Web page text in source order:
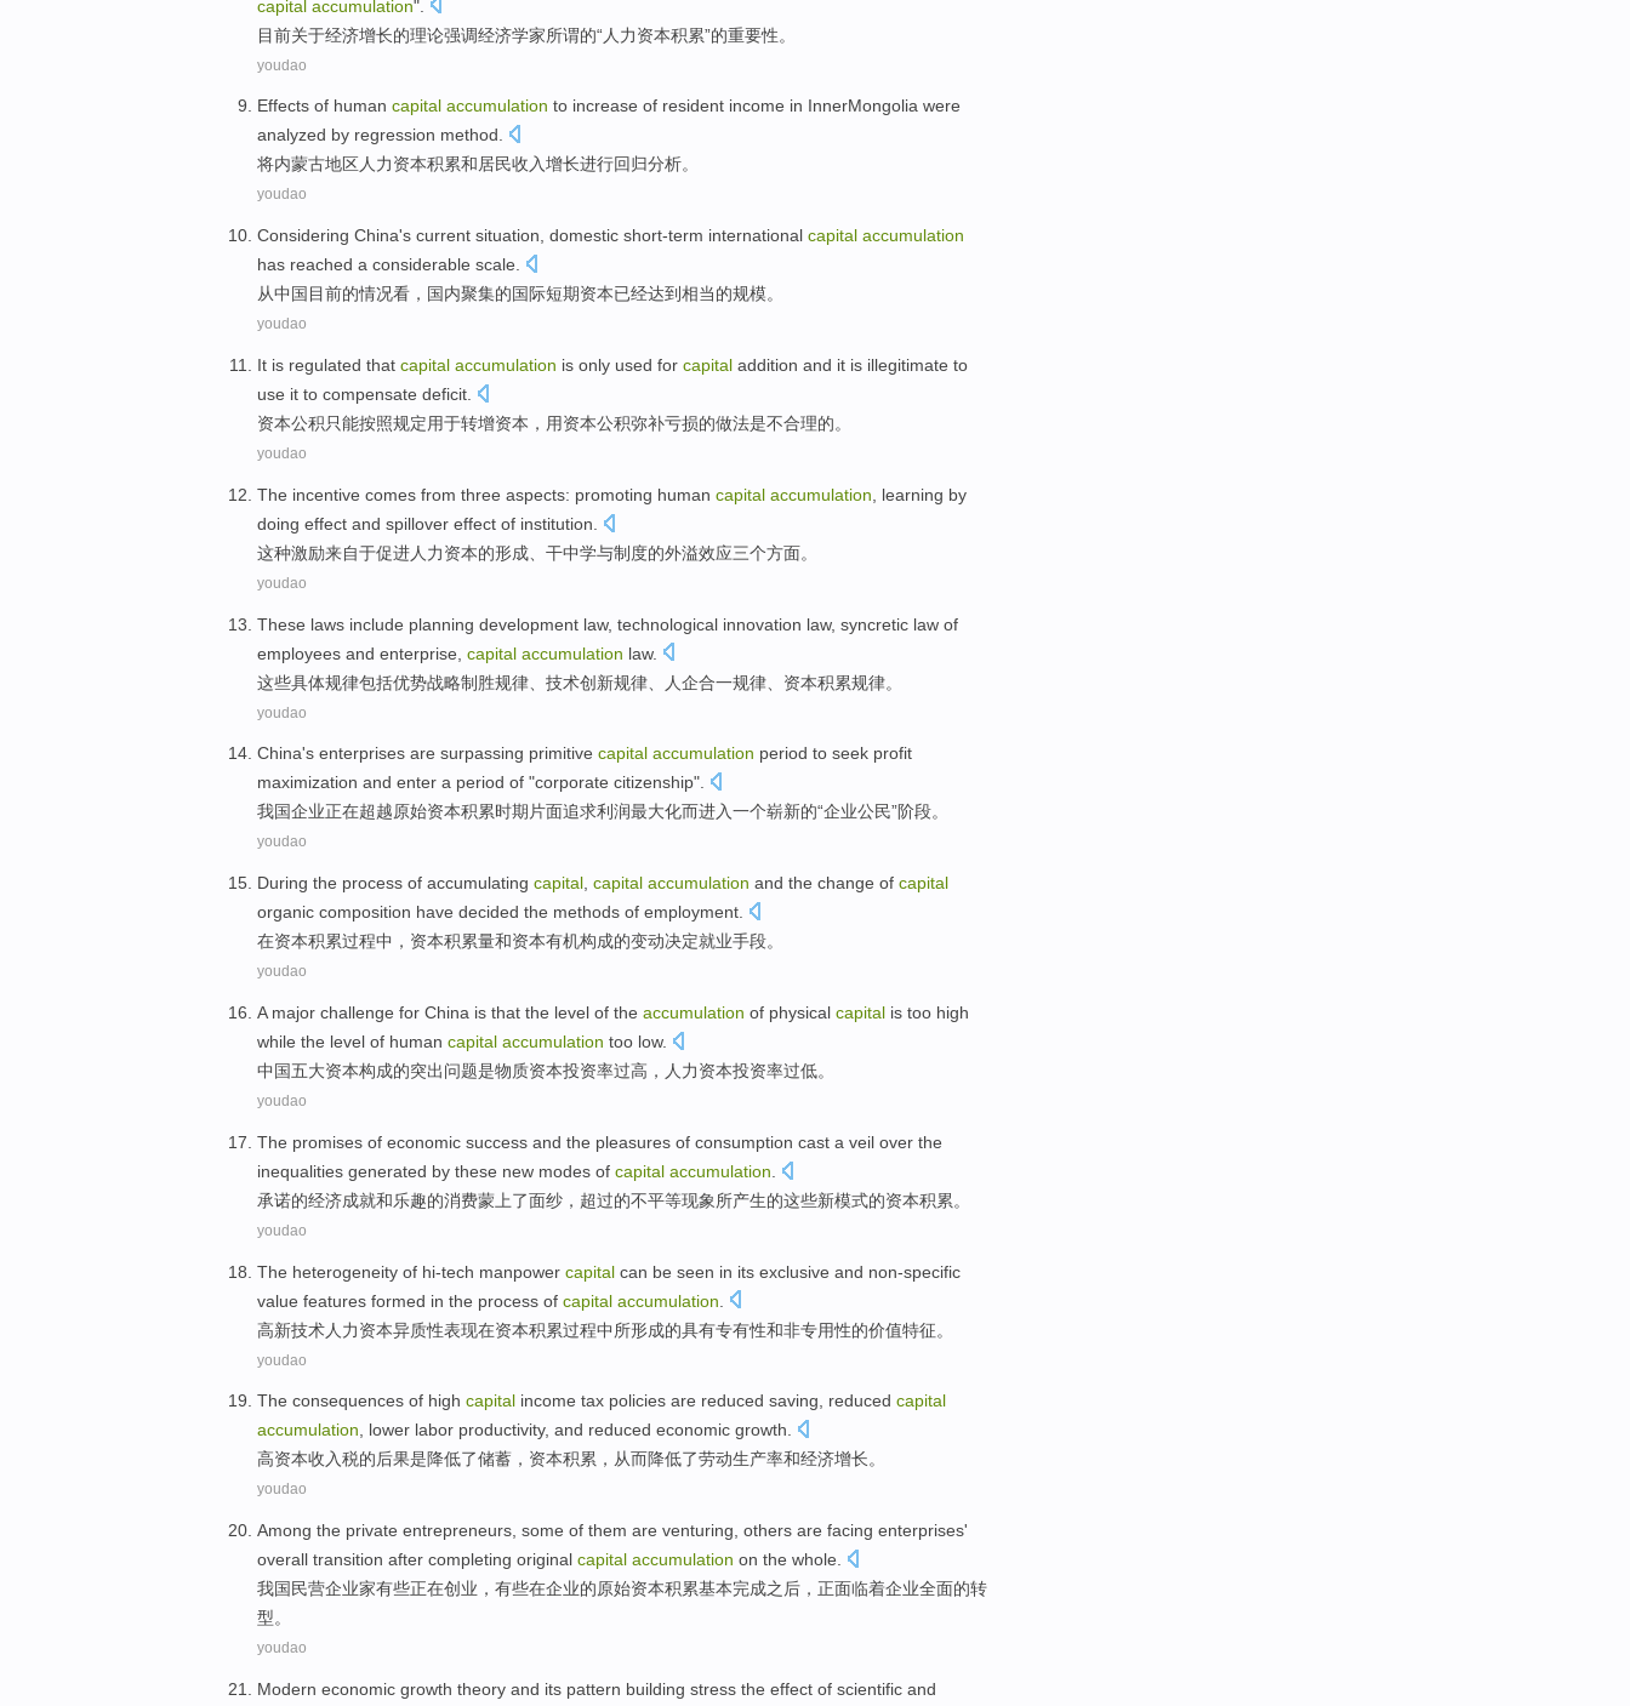
capital accumulation".
目前关于经济增长的理论强调经济学家所谓的“ 人力资本积累”的重要性。
youdao
Effects of human capital accumulation to increase of resident income in InnerMongolia were
analyzed by regression method.
将内蒙古地区人力资本积累和居民收入增长进行回归分析。
youdao
Considering China's current situation domestic short-term international capital accumulation
has reached a considerable scale
从中国 目前的情况看 ， 国内聚集的国际短期资本已经达到相当的规模。
youdao
It is regulated that capital accumulation is only used for capital addition and it is illegitimate to
use it to compensate deficit
资本公积只能按照规定用于转增资本，用资本公积弥补亏损的做法是不合理的。
youdao
The incentive comes from three aspects: promoting human capital accumulation
learning by
doing effect and spillover effect of institution
这种激励来自于促进人力资本的形成、 干中学与制度的外溢效应三个方面。
youdao
These laws include planning development law, technological innovation law, syncretic law of
employees and enterprise, capital accumulation law.
这些具体规律包括优势战略制胜规律 技术创新规律、 人企合一规律、 资本积累规律。
youdao
China's enterprises are surpassing primitive capital accumulation period to seek profit
maximization and enter a period of "corporate citizenship".
我国企业正在超越原始资本积累时期片面追求利润最大化而进入一个崭新的“企业公民”阶段。
youdao
During the process of accumulating capital capital accumulation and the change of capital
organic composition have decided the methods of employment
在资本积累过程中，资本积累量和资本有机构成的变动决定就业手段。
youdao
A major challenge for China is that the level of the accumulation of physical capital is too high
while the level of human capital accumulation too low.
中国五大资本构成的突出问题是物质资本投资率过高 ， 人力资本投资率过低。
youdao
The promises of economic success and the pleasures of consumption cast a veil over the
inequalities generated by these new modes of capital accumulation
承诺的经济成就和乐趣的消费蒙上了面纱， 超过的不平等现象所产生的这些新模式的资本积累。
youdao
The heterogeneity of hi-tech manpower capital can be seen in its exclusive and non-specific
value features formed in the process of capital accumulation
高新技术人力资本异质性表现在资本积累过程中所形成的具有专有性和非专用性的价值特征。
youdao
The consequences of high capital income tax policies are reduced saving, reduced capital
accumulation, lower labor productivity, and reduced economic growth.
高资本收入税的后果是降低了储蓄 ，资本积累 ，从而降低了劳动生产率和经济增长。
youdao
Among the private entrepreneurs some of them are venturing , others are facing enterprises'
overall transition after completing original capital accumulation on the whole.
我国 民营企业家有些正在创业 ，有些在企业的原始资本积累基本完成之后 ， 正面临着企业全面的转
型。
youdao
Modern economic growth theory and its pattern building stress the effect of scientific and